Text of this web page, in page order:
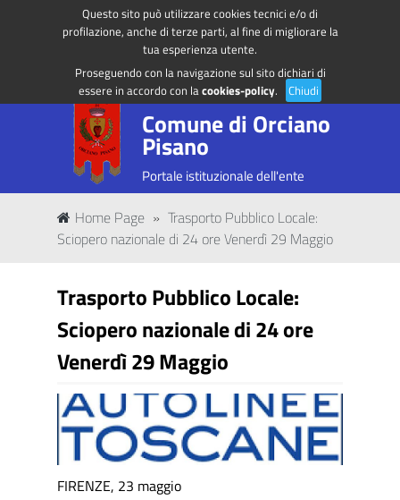
Questo sito può utilizzare cookies tecnici e/o di
profilazione, anche di terze parti, al fine di migliorare la
tua esperienza utente.
Proseguendo con la navigazione sul sito dichiari di
essere in accordo con lacookies-policy. Chiudi
Regione Toscana Accedi ai servizi
Comune di Orciano
Pisano
Portale istituzionale dell'ente
Home Page » Trasporto Pubblico Locale:
Sciopero nazionale di 24 ore Venerdì 29 Maggio
Trasporto Pubblico Locale:
Sciopero nazionale di 24 ore
Venerdì 29 Maggio
FIRENZE, 23 maggio